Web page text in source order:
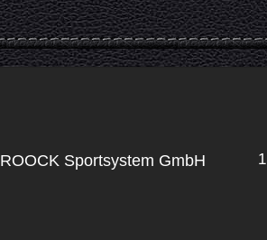
ROOCK Sportsystem GmbH 1